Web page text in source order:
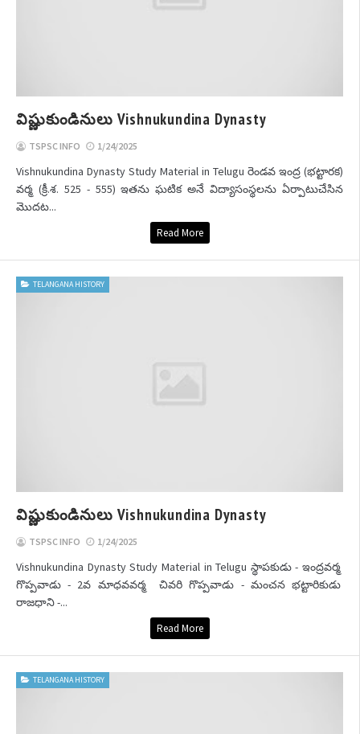
విష్ణుకుండినులు Vishnukundina Dynasty
TSPSC INFO 1/24/2025
Vishnukundina Dynasty Study Material in Telugu రెండవ ఇంద్ర (భట్టారక)
వర్మ (క్రీ.శ. 525 - 555) ఇతను ఘటిక అనే విద్యాసంస్థలను ఏర్పాటుచేసిన
మొదట...
Read More
TELANGANA HISTORY
విష్ణుకుండినులు Vishnukundina Dynasty
TSPSC INFO 1/24/2025
Vishnukundina Dynasty Study Material in Telugu స్థాపకుడు - ఇంద్రవర్మ
గొప్పవాడు - 2వ మాధవవర్మ చివరి గొప్పవాడు - మంచన భట్టారికుడు
రాజధాని -...
Read More
TELANGANA HISTORY